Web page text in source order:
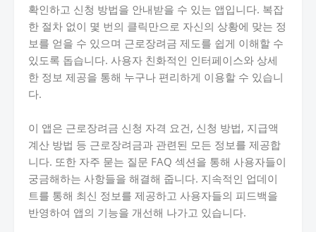
확인하고 신청 방법을 안내받을 수 있는 앱입니다. 복잡
한 절차 없이 몇 번의 클릭만으로 자신의 상황에 맞는 정
보를 얻을 수 있으며 근로장려금 제도를 쉽게 이해할 수
있도록 돕습니다. 사용자 친화적인 인터페이스와 상세
한 정보 제공을 통해 누구나 편리하게 이용할 수 있습니
다.
이 앱은 근로장려금 신청 자격 요건, 신청 방법, 지급액
계산 방법 등 근로장려금과 관련된 모든 정보를 제공합
니다. 또한 자주 묻는 질문 FAQ 섹션을 통해 사용자들이
궁금해하는 사항들을 해결해 줍니다. 지속적인 업데이
트를 통해 최신 정보를 제공하고 사용자들의 피드백을
반영하여 앱의 기능을 개선해 나가고 있습니다.